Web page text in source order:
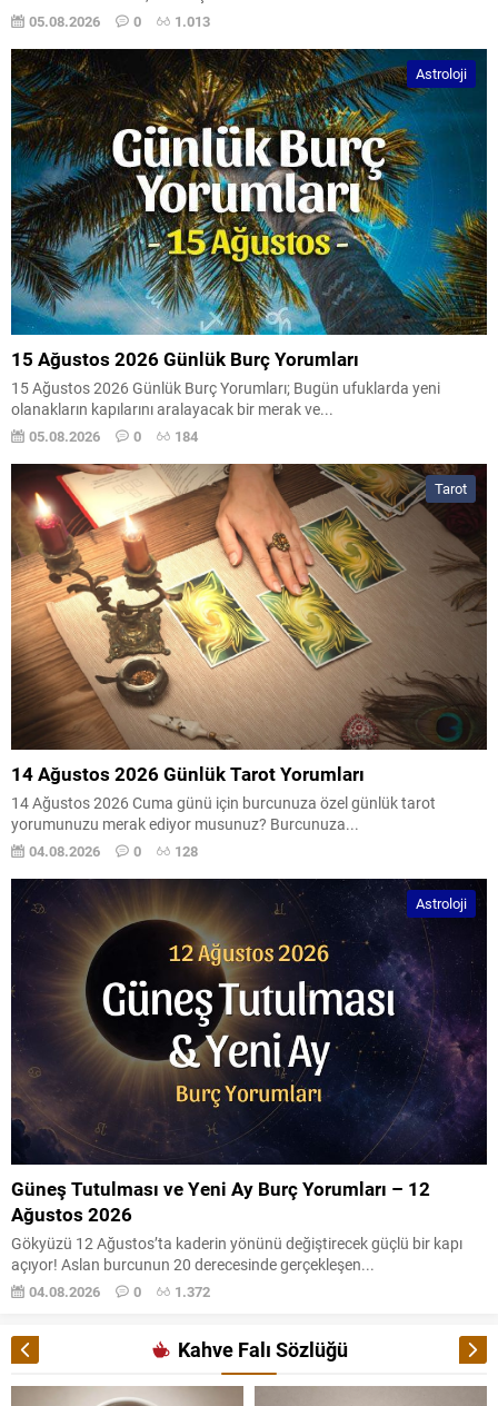
05.08.2026 0 1.013
Astroloji
15 Ağustos 2026 Günlük Burç Yorumları
15 Ağustos 2026 Günlük Burç Yorumları; Bugün ufuklarda yeni
olanakların kapılarını aralayacak bir merak ve...
05.08.2026 0 184
Tarot
14 Ağustos 2026 Günlük Tarot Yorumları
14 Ağustos 2026 Cuma günü için burcunuza özel günlük tarot
yorumunuzu merak ediyor musunuz? Burcunuza...
04.08.2026 0 128
Astroloji
Güneş Tutulması ve Yeni Ay Burç Yorumları – 12
Ağustos 2026
Gökyüzü 12 Ağustos’ta kaderin yönünü değiştirecek güçlü bir kapı
açıyor! Aslan burcunun 20 derecesinde gerçekleşen...
04.08.2026 0 1.372
Kahve Falı Sözlüğü